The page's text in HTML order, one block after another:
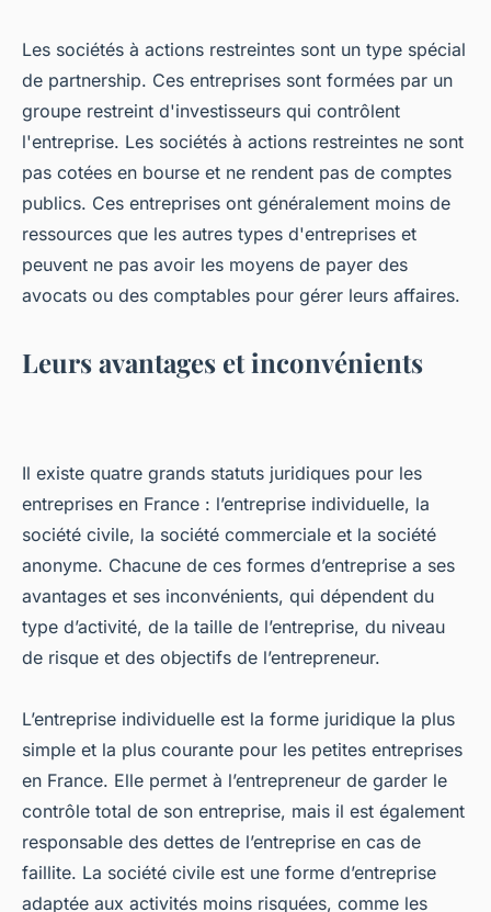
Les sociétés à actions restreintes sont un type spécial
de partnership. Ces entreprises sont formées par un
groupe restreint d'investisseurs qui contrôlent
l'entreprise. Les sociétés à actions restreintes ne sont
pas cotées en bourse et ne rendent pas de comptes
publics. Ces entreprises ont généralement moins de
ressources que les autres types d'entreprises et
peuvent ne pas avoir les moyens de payer des
avocats ou des comptables pour gérer leurs affaires.
Leurs avantages et inconvénients
Il existe quatre grands statuts juridiques pour les
entreprises en France : l’entreprise individuelle, la
société civile, la société commerciale et la société
anonyme. Chacune de ces formes d’entreprise a ses
avantages et ses inconvénients, qui dépendent du
type d’activité, de la taille de l’entreprise, du niveau
de risque et des objectifs de l’entrepreneur.
L’entreprise individuelle est la forme juridique la plus
simple et la plus courante pour les petites entreprises
en France. Elle permet à l’entrepreneur de garder le
contrôle total de son entreprise, mais il est également
responsable des dettes de l’entreprise en cas de
faillite. La société civile est une forme d’entreprise
adaptée aux activités moins risquées, comme les